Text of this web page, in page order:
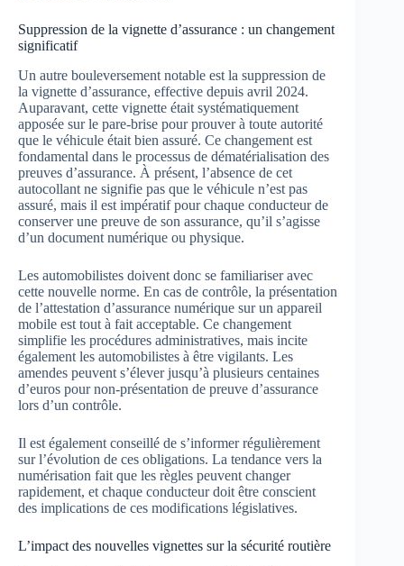
Suppression de la vignette d’assurance : un changement
significatif
Un autre bouleversement notable est la suppression de
la vignette d’assurance, effective depuis avril 2024.
Auparavant, cette vignette était systématiquement
apposée sur le pare-brise pour prouver à toute autorité
que le véhicule était bien assuré. Ce changement est
fondamental dans le processus de dématérialisation des
preuves d’assurance. À présent, l’absence de cet
autocollant ne signifie pas que le véhicule n’est pas
assuré, mais il est impératif pour chaque conducteur de
conserver une preuve de son assurance, qu’il s’agisse
d’un document numérique ou physique.
Les automobilistes doivent donc se familiariser avec
cette nouvelle norme. En cas de contrôle, la présentation
de l’attestation d’assurance numérique sur un appareil
mobile est tout à fait acceptable. Ce changement
simplifie les procédures administratives, mais incite
également les automobilistes à être vigilants. Les
amendes peuvent s’élever jusqu’à plusieurs centaines
d’euros pour non-présentation de preuve d’assurance
lors d’un contrôle.
Il est également conseillé de s’informer régulièrement
sur l’évolution de ces obligations. La tendance vers la
numérisation fait que les règles peuvent changer
rapidement, et chaque conducteur doit être conscient
des implications de ces modifications législatives.
L’impact des nouvelles vignettes sur la sécurité routière